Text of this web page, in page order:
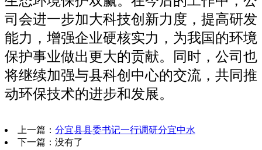
司会进一步加大科技创新力度，提高研发
能力，增强企业硬核实力，为我国的环境
保护事业做出更大的贡献。同时，公司也
将继续加强与县科创中心的交流，共同推
动环保技术的进步和发展。
上一篇： 分宜县县委书记一行调研分宜中水
下一篇：没有了